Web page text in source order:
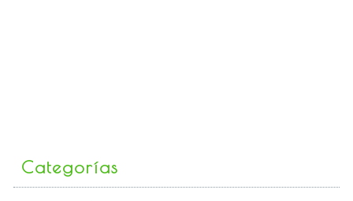
Categorías